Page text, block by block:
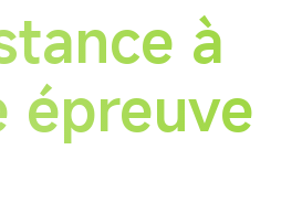
à
épreuve